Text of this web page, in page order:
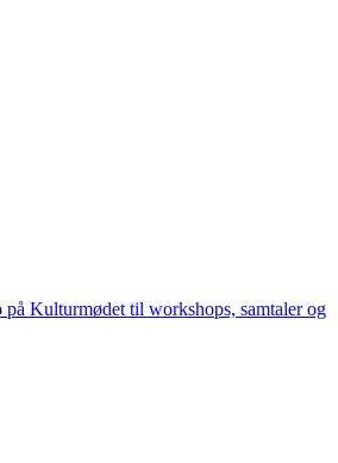
Kulturmødet til workshops, samtaler og